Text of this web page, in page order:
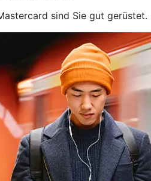
sind Sie gut gerüstet.